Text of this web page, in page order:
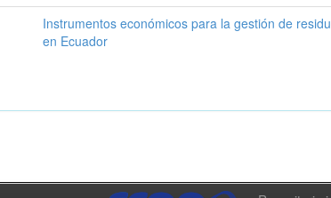
Instrumentos económicos para la gestión de
en Ecuador